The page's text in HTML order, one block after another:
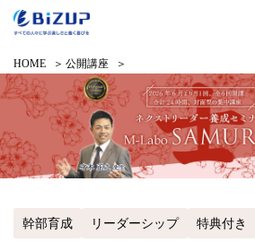
HOME 公開講座
幹部育成 リーダーシップ 特典付き